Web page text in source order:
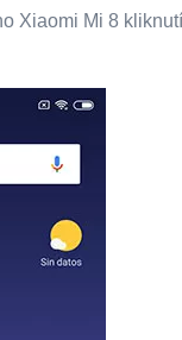
Xiaomi Mi 8